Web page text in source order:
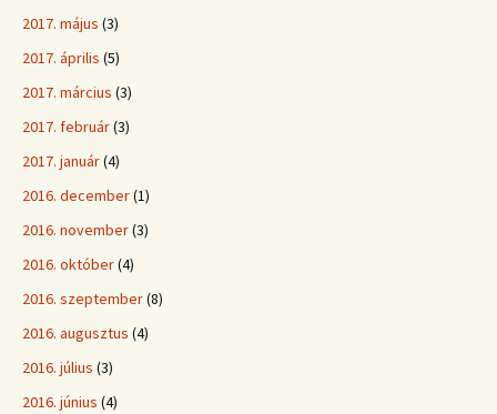
2017. május (3)
2017. április (5)
2017. március (3)
2017. február(3)
2017. január(4)
2016. december(1)
2016. november(3)
2016. október(4)
2016. szeptember(8)
2016. augusztus (4)
2016. július (3)
2016. június (4)